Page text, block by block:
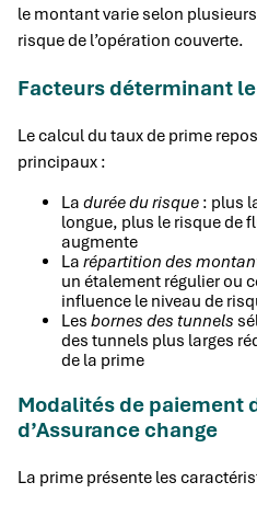
le montant varie selon
risque de l’opération couverte.
Facteurs déterminant
Le calcul du taux de prime
principaux :
La durée du risque : plus
longue, plus le risque de
augmente
La répartition des
un étalement régulier ou
influence le niveau de
Les bornes des tunnels
des tunnels plus larges
de la prime
Modalités de paiement
d’Assurance change
La prime présente les